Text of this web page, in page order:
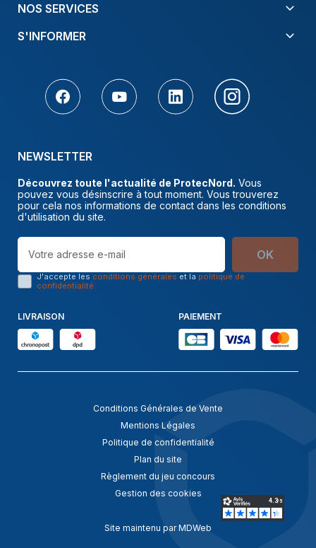
NOS SERVICES
S'INFORMER
NEWSLETTER
Découvrez toute l'actualité de ProtecNord. Vous
pouvez vous désinscrire à tout moment. Vous trouverez
pour cela nos informations de contact dans les conditions
d'utilisation du site.
OK
J'accepte les conditions générales et la politique de
confidentialité
LIVRAISON PAIEMENT
Conditions Générales de Vente
Mentions Légales
Politique de confidentialité
Plan du site
Règlement du jeu concours
Gestion des cookies
Site maintenu par MDWeb